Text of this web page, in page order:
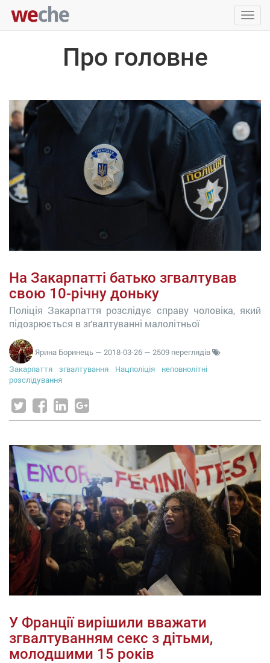
Про головне
На Закарпатті батько згвалтував
свою 10-річну доньку
Поліція Закарпаття розслідує справу чоловіка, який
підозрюється в зґвалтуванні малолітньої
Ярина Боринець — 2018-03-26 — 2509 переглядів
Закарпаття
згвалтування Нацполіція
неповнолітні
розслідування
У Франції вирішили вважати
згвалтуванням секс з дітьми,
молодшими 15 років